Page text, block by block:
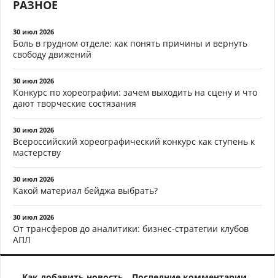
РАЗНОЕ
30 июл 2026
Боль в грудном отделе: как понять причины и вернуть
свободу движений
30 июл 2026
Конкурс по хореографии: зачем выходить на сцену и что
дают творческие состязания
30 июл 2026
Всероссийский хореографический конкурс как ступень к
мастерству
30 июл 2026
Какой материал бейджа выбрать?
30 июл 2026
От трансферов до аналитики: бизнес-стратегии клубов
АПЛ